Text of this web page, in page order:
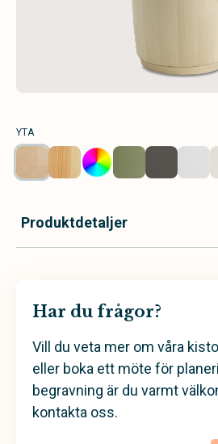
YTA
Produktdetaljer
Har du frågor?
Vill du veta mer om våra
eller boka ett möte för
begravning är du varmt
kontakta oss.